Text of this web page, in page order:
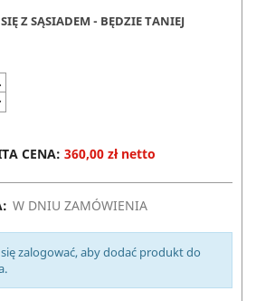
Z SĄSIADEM - BĘDZIE TANIEJ
CENA: 360,00 zł netto
W DNIU ZAMÓWIENIA
zalogować, aby dodać produkt do